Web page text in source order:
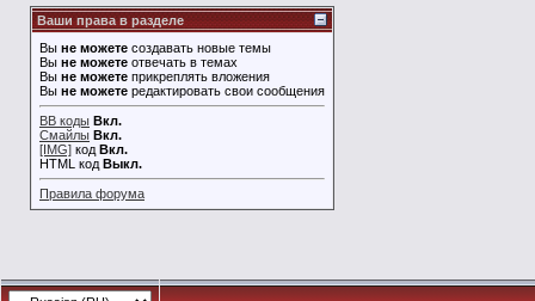
Ваши права в разделе
Вы не можете создавать новые темы
Вы не можете отвечать в темах
Вы не можете прикреплять вложения
Вы не можете редактировать свои сообщения
BB коды Вкл.
Смайлы Вкл.
[IMG] код Вкл.
HTML код Выкл.
Правила форума